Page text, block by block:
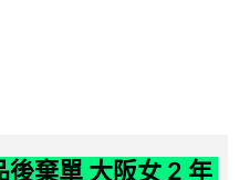
棄單 大阪女 2 年